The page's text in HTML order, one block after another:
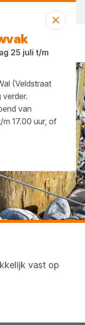
vast op
25 juli t/m
(Veldstraat
verder.
van
17.00 uur, of